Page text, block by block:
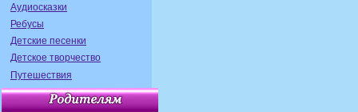
Аудиосказки
Ребусы
Детские песенки
Детское творчество
Путешествия